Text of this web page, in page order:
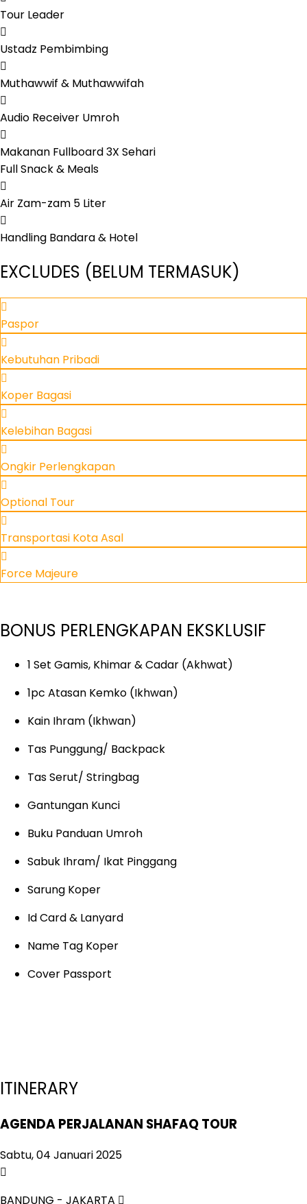
Tour Leader
Ustadz Pembimbing
Muthawwif & Muthawwifah
Audio Receiver Umroh
Makanan Fullboard 3X Sehari
Full Snack & Meals
Air Zam-zam 5 Liter
Handling Bandara & Hotel
EXCLUDES (BELUM TERMASUK)
Paspor
Kebutuhan Pribadi
Koper Bagasi
Kelebihan Bagasi
Ongkir Perlengkapan
Optional Tour
Transportasi Kota Asal
Force Majeure
BONUS PERLENGKAPAN EKSKLUSIF
1 Set Gamis, Khimar & Cadar (Akhwat)
1pc Atasan Kemko (Ikhwan)
Kain Ihram (Ikhwan)
Tas Punggung/ Backpack
Tas Serut/ Stringbag
Gantungan Kunci
Buku Panduan Umroh
Sabuk Ihram/ Ikat Pinggang
Sarung Koper
Id Card & Lanyard
Name Tag Koper
Cover Passport
ITINERARY
AGENDA PERJALANAN SHAFAQ TOUR
Sabtu, 04 Januari 2025
BANDUNG - JAKARTA